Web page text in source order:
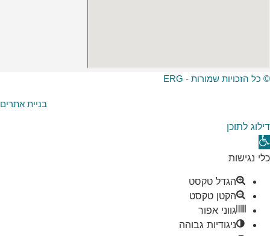
© כל הזכויות שמורות - ERG
בניית אתרים
דילוג לתוכן
פתח
סרגל
נגישות
כלי נגישות
הגדל טקסט
הקטן טקסט
גווני אפור
ניגודיות גבוהה